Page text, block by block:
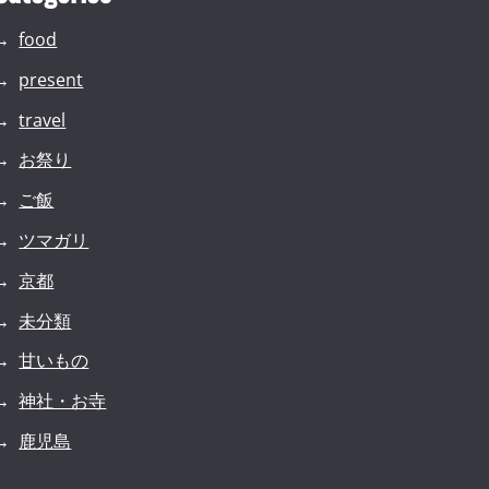
food
present
travel
お祭り
ご飯
ツマガリ
京都
未分類
甘いもの
神社・お寺
鹿児島